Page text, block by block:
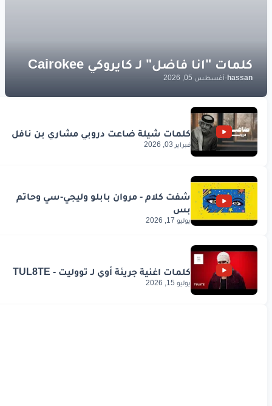
hassan
-أغسطس 05, 2026
فبراير 03, 2026
يوليو 17, 2026
يوليو 15, 2026